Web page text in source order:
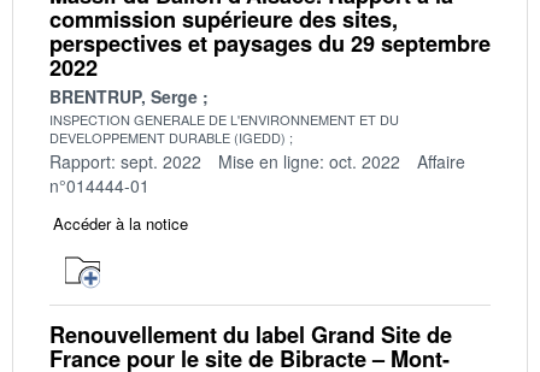
commission supérieure des sites,
perspectives et paysages du 29 septembre
2022
BRENTRUP, Serge
INSPECTION GENERALE DE L'ENVIRONNEMENT ET DU
DEVELOPPEMENT DURABLE (IGEDD)
Rapport: sept. 2022 Mise en ligne: oct. 2022
Affaire
n°014444-01
Accéder à la notice
Renouvellement du label Grand Site de
France pour le site de Bibracte – Mont-